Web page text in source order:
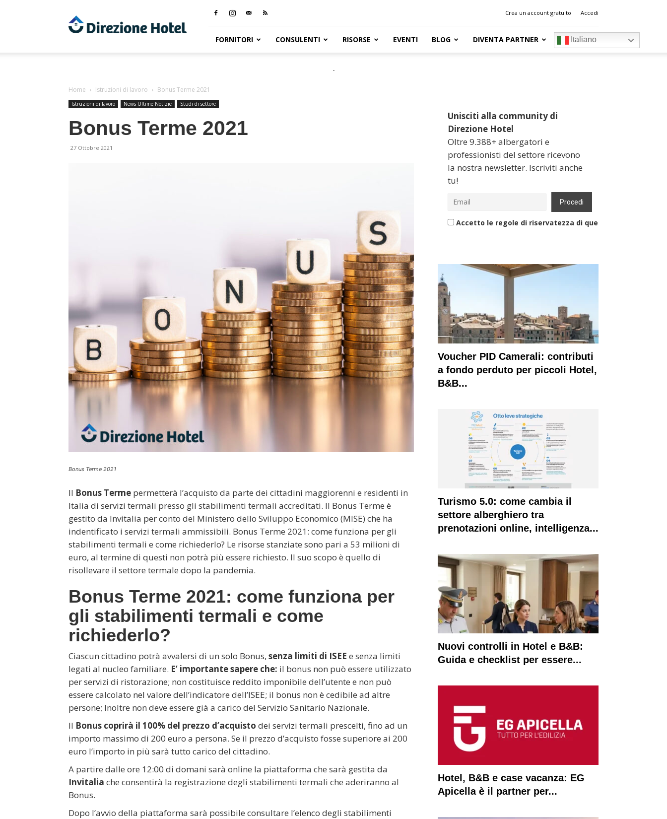
Hotel
Crea un account gratuito Accedi
FORNITORI CONSULENTI RISORSE EVENTI BLOG DIVENTA PARTNER Italiano
-
Home Istruzioni di lavoro Bonus Terme 2021
Istruzioni di lavoro News Ultime Notizie Studi di settore
Bonus Terme 2021
27 Ottobre 2021
Bonus Terme 2021
Il Bonus Terme permetterà l’acquisto da parte dei cittadini maggiorenni e residenti in
Italia di servizi termali presso gli stabilimenti termali accreditati. Il Bonus Terme è
gestito da Invitalia per conto del Ministero dello Sviluppo Economico (MISE) che ha
indentificato i servizi termali ammissibili. Bonus Terme 2021: come funziona per gli
stabilimenti termali e come richiederlo? Le risorse stanziate sono pari a 53 milioni di
euro, al termine di questi non potrà più essere richiesto. Il suo scopo è quello di
risollevare il settore termale dopo la pandemia.
Bonus Terme 2021: come funziona per
gli stabilimenti termali e come
richiederlo?
Ciascun cittadino potrà avvalersi di un solo Bonus, senza limiti di ISEE e senza limiti
legati al nucleo familiare. E’ importante sapere che: il bonus non può essere utilizzato
per servizi di ristorazione; non costituisce reddito imponibile dell’utente e non può
essere calcolato nel valore dell’indicatore dell’ISEE; il bonus non è cedibile ad altre
persone; Inoltre non deve essere già a carico del Servizio Sanitario Nazionale.
Il Bonus coprirà il 100% del prezzo d’acquisto dei servizi termali prescelti, fino ad un
importo massimo di 200 euro a persona. Se il prezzo d’acquisto fosse superiore ai 200
euro l’importo in più sarà tutto carico del cittadino.
A partire dalle ore 12:00 di domani sarà online la piattaforma che sarà gestita da
Invitalia che consentirà la registrazione degli stabilimenti termali che aderiranno al
Bonus.
Dopo l’avvio della piattaforma sarà possibile consultare l’elenco degli stabilimenti
Unisciti alla community di
Direzione Hotel
Oltre 9.388+ albergatori e
professionisti del settore ricevono
la nostra newsletter. Iscriviti anche
tu!
Accetto le regole di riservatezza di questo sito
Voucher PID Camerali: contributi
a fondo perduto per piccoli Hotel,
B&B...
Turismo 5.0: come cambia il
settore alberghiero tra
prenotazioni online, intelligenza...
Nuovi controlli in Hotel e B&B:
Guida e checklist per essere...
Hotel, B&B e case vacanza: EG
Apicella è il partner per...